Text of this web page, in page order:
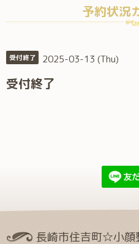
予約状況
受付終了 2025-03-13 (Thu)
受付終了
長崎市住吉町☆小顔